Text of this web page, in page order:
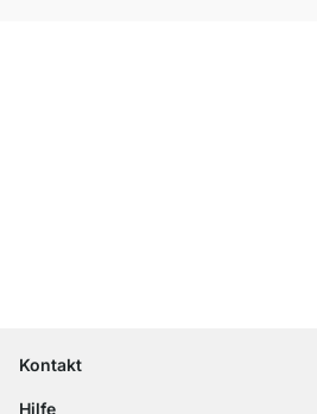
Kontakt
contact@regalraum.com
Hilfe